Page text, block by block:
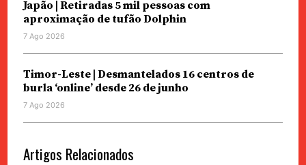
Japão | Retiradas 5 mil pessoas com
aproximação de tufão Dolphin
7 Ago 2026
Timor-Leste | Desmantelados 16 centros de
burla ‘online’ desde 26 de junho
7 Ago 2026
Artigos Relacionados